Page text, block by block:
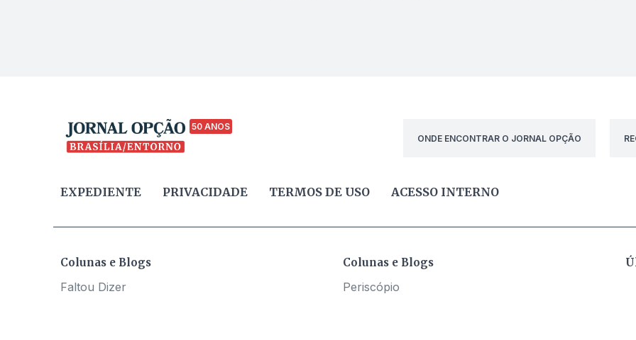
50 ANOS
ONDE ENCONTRAR O JORNAL OPÇÃO
EXPEDIENTE PRIVACIDADE TERMOS DE USO ACESSO INTERNO
Colunas e Blogs
Faltou Dizer
Colunas e Blogs
Periscópio